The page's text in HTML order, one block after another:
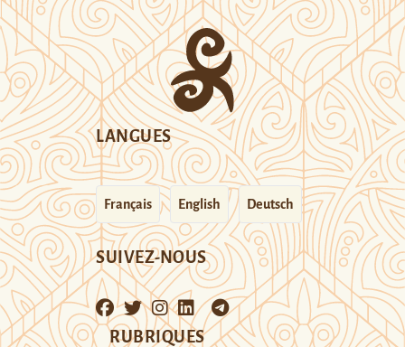
LANGUES
Français English Deutsch
SUIVEZ-NOUS
RUBRIQUES